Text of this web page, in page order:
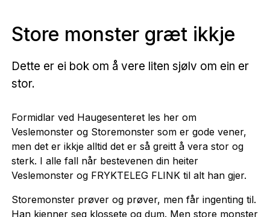
Store monster græt ikkje
Dette er ei bok om å vere liten sjølv om ein er
stor.
Formidlar ved Haugesenteret les her om
Veslemonster og Storemonster som er gode vener,
men det er ikkje alltid det er så greitt å vera stor og
sterk. I alle fall når bestevenen din heiter
Veslemonster og FRYKTELEG FLINK til alt han gjer.
Storemonster prøver og prøver, men får ingenting til.
Han kjenner seg klossete og dum. Men store monster